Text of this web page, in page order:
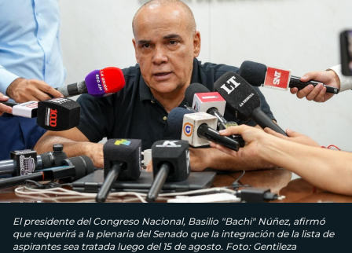
El presidente del Congreso Nacional, Basilio "Bachi" Núñez, afirmó
que requerirá a la plenaria del Senado que la integración de la lista de
aspirantes sea tratada luego del 15 de agosto. Foto: Gentileza